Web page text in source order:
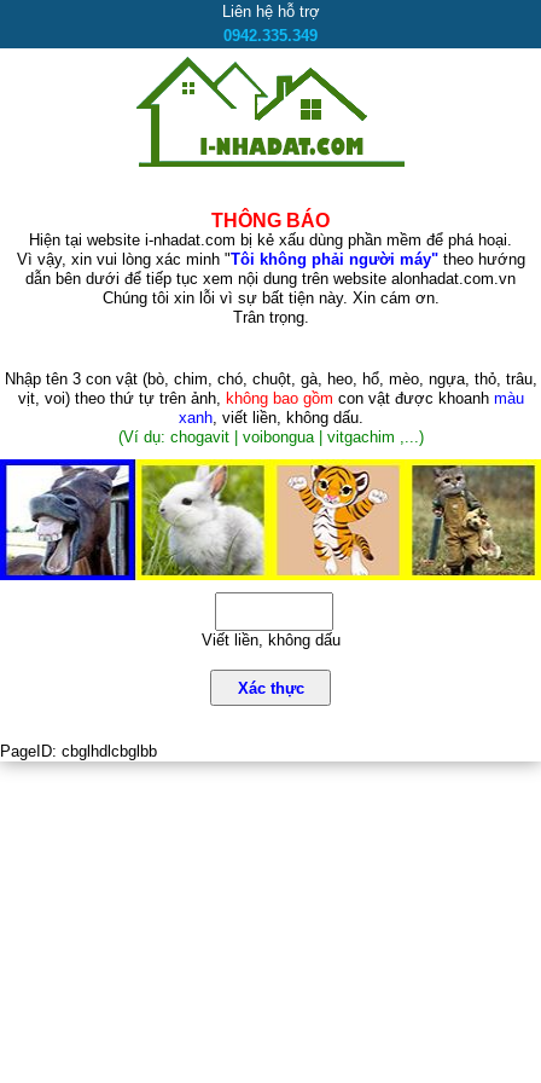
Liên hệ hỗ trợ
0942.335.349
THÔNG BÁO
Hiện tại website i-nhadat.com bị kẻ xấu dùng phần mềm để phá hoại.
Vì vậy, xin vui lòng xác minh "Tôi không phải người máy"theo hướng
dẫn bên dưới để tiếp tục xem nội dung trên website alonhadat.com.vn
Chúng tôi xin lỗi vì sự bất tiện này. Xin cám ơn.
Trân trọng.
Nhập tên 3 con vật (bò, chim, chó, chuột, gà, heo, hổ, mèo, ngựa, thỏ, trâu,
vịt, voi)theo thứ tự trên ảnh, không bao gồm con vật được khoanh màu
xanh, viết liền, không dấu.
(Ví dụ: chogavit | voibongua | vitgachim ,...)
Viết liền, không dấu
Xác thực
PageID: cbglhdlcbglbb